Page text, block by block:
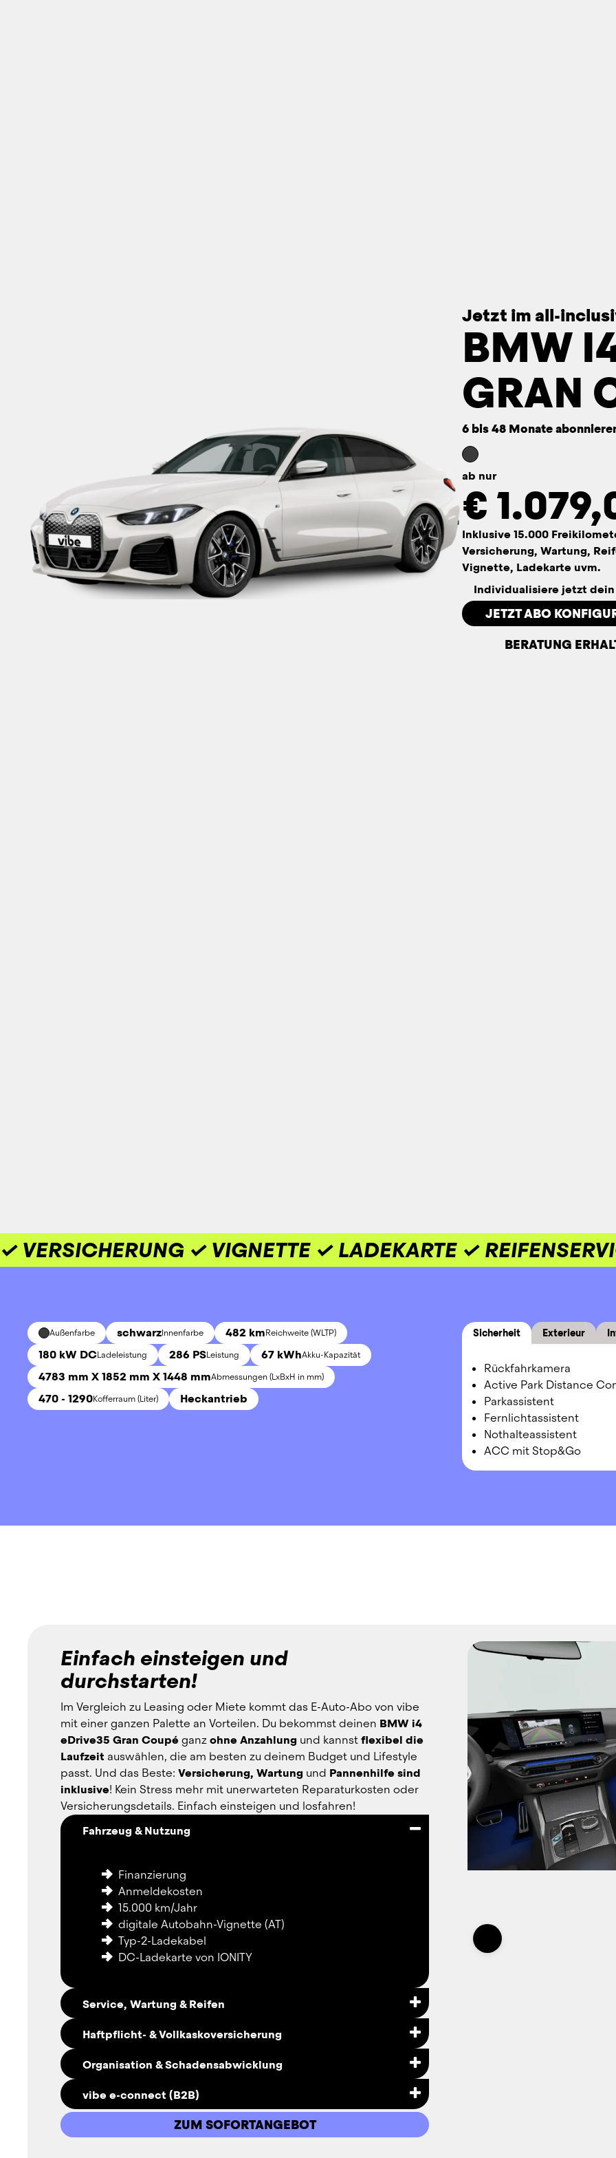
Jetzt im all-
BMW
GRAN
6 bis 48 Monate
ab nur
€
Inklusive 15.000
Versicherung, Wartung,
Vignette, Ladekarte uvm.
Individualisiere jetzt
JETZT ABO
BERATUNG
✓ VERSICHERUNG ✓ VIGNETTE ✓ LADEKARTE ✓
Außenfarbe schwarzInnenfarbe 482 kmReichweite (WLTP)
180 kW DCLadeleistung 286 PSLeistung 67 kWhAkku-Kapazität
4783 mm X 1852 mm X 1448 mmAbmessungen (LxBxH in mm)
470 - 1290Kofferraum (Liter) Heckantrieb
Sicherheit Exterieur
Rückfahrkamera
Active Park Distance
Parkassistent
Fernlichtassistent
Nothalteassistent
ACC mit Stop&Go
Einfach einsteigen und
durchstarten!
Im Vergleich zu Leasing oder Miete kommt das E-Auto-Abo von vibe
mit einer ganzen Palette an Vorteilen. Du bekommst deinen BMW i4
eDrive35 Gran Coupé ganz ohne Anzahlung und kannst flexibel die
Laufzeit auswählen, die am besten zu deinem Budget und Lifestyle
passt. Und das Beste: Versicherung, Wartung und Pannenhilfe sind
inklusive! Kein Stress mehr mit unerwarteten Reparaturkosten oder
Versicherungsdetails. Einfach einsteigen und losfahren!
Fahrzeug & Nutzung
Finanzierung
Anmeldekosten
15.000 km/Jahr
digitale Autobahn-Vignette (AT)
Typ-2-Ladekabel
DC-Ladekarte von IONITY
Service, Wartung & Reifen
Wartung
Reifenwechsel
Einlagerung
Verschleiß-Reparaturen
Haftpflicht- & Vollkaskoversicherung
Vollkaskoversicherung (mit Selbstbehalt)
Organisation & Schadensabwicklung
Verwaltung von Verkehrsstrafen
Abwicklung von Schäden
Werkstattorganisation
vibe e-connect (B2B)
Driver App für Flotten-Fahrer:innen
ZUM SOFORTANGEBOT